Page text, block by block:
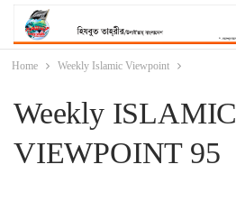
Home Weekly Islamic Viewpoint
Weekly ISLAMIC
VIEWPOINT 95